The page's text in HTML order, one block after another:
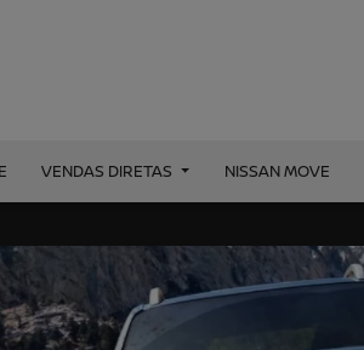
VENDAS DIRETAS NISSAN MOVE